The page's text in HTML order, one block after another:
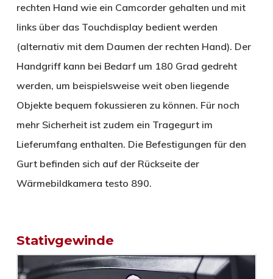
rechten Hand wie ein Camcorder gehalten und mit
links über das Touchdisplay bedient werden
(alternativ mit dem Daumen der rechten Hand). Der
Handgriff kann bei Bedarf um 180 Grad gedreht
werden, um beispielsweise weit oben liegende
Objekte bequem fokussieren zu können. Für noch
mehr Sicherheit ist zudem ein Tragegurt im
Lieferumfang enthalten. Die Befestigungen für den
Gurt befinden sich auf der Rückseite der
Wärmebildkamera testo 890.
Stativgewinde